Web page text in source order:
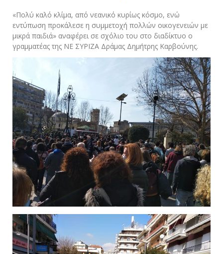
«Πολύ καλό κλίμα, από νεανικό κυρίως κόσμο, ενώ
εντύπωση προκάλεσε η συμμετοχή πολλών οικογενειών με
μικρά παιδιά» αναφέρει σε σχόλιο του στο διαδίκτυο ο
γραμματέας της ΝΕ ΣΥΡΙΖΑ Δράμας Δημήτρης Καρβούνης.